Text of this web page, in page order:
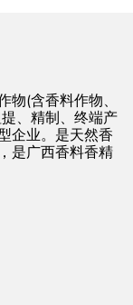
(含香料作物、
、精制、终端产
企业。是天然香
是广西香料香精